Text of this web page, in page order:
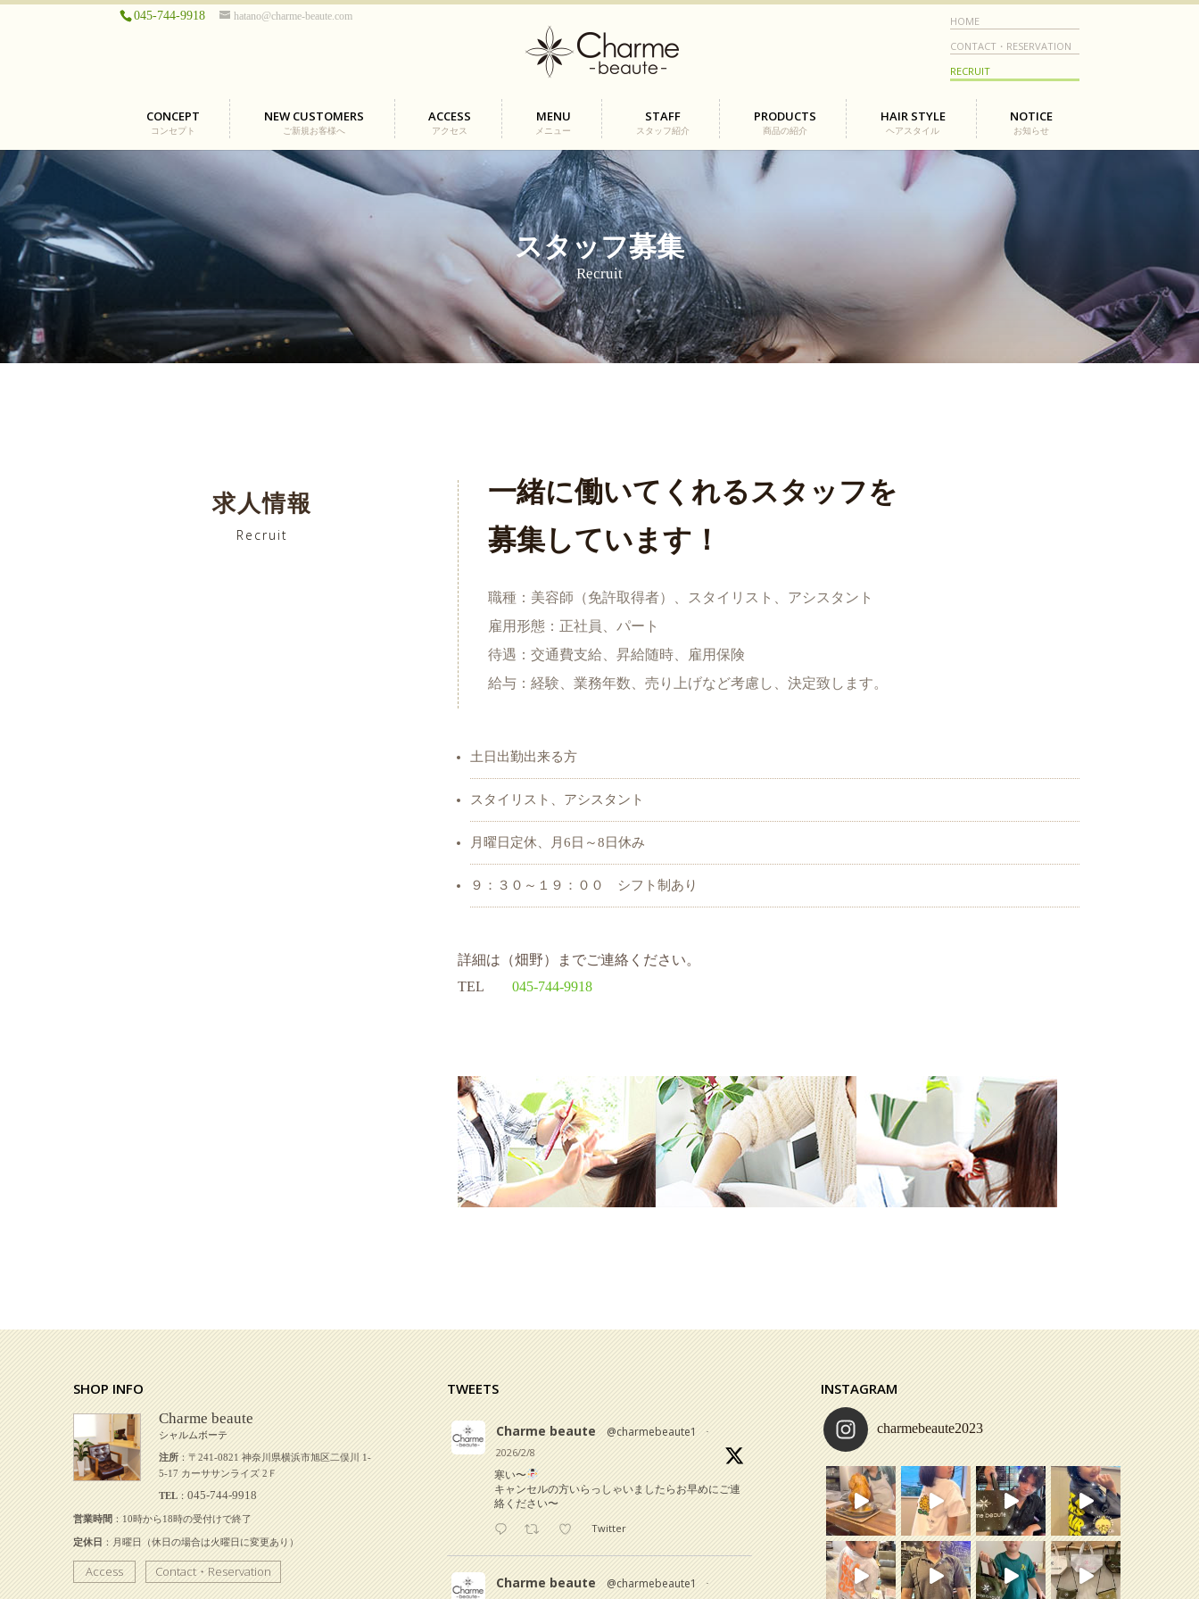
045-744-9918 hatano@charme-beaute.com
HOME
CONTACT・RESERVATION
RECRUIT
CONCEPT
コンセプト
NEW CUSTOMERS
ご新規お客様へ
ACCESS
アクセス
MENU
メニュー
STAFF
スタッフ紹介
PRODUCTS
商品の紹介
HAIR STYLE
ヘアスタイル
NOTICE
お知らせ
スタッフ募集
Recruit
求人情報
Recruit
一緒に働いてくれるスタッフを
募集しています！
職種：美容師（免許取得者）、スタイリスト、アシスタント
雇用形態：正社員、パート
待遇：交通費支給、昇給随時、雇用保険
給与：経験、業務年数、売り上げなど考慮し、決定致します。
土日出勤出来る方
スタイリスト、アシスタント
月曜日定休、月6日～8日休み
９：３０～１９：００ シフト制あり
詳細は（畑野）までご連絡ください。
TEL 045-744-9918
SHOP INFO
Charme beaute
シャルムボーテ
注所 ：〒241-0821 神奈川県横浜市旭区二俣川 1-
5-17 カーササンライズ 2Ｆ
TEL ： 045-744-9918
営業時間 ：10時から18時の受付けで終了
定休日 ：月曜日（休日の場合は火曜日に変更あり）
Access Contact・Reservation
TWEETS
Charme beaute @charmebeaute1 ·
2026/2/8
寒い〜
キャンセルの方いらっしゃいましたらお早めにご連
絡ください〜
Twitter
Charme beaute @charmebeaute1 ·
INSTAGRAM
charmebeaute2023